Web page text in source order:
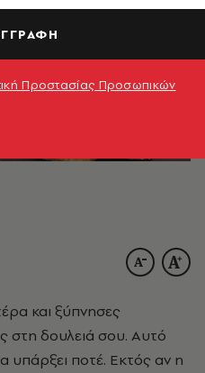
και ξύπνησες
στη δουλειά σου. Αυτό
υπάρξει ποτέ. Εκτός αν η
Προστασίας Προσωπικών